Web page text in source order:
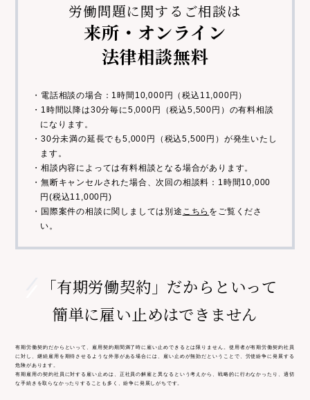
労働問題に関するご相談は
来所・オンライン
法律相談無料
・電話相談の場合：1時間10,000円（税込11,000円）
・1時間以降は30分毎に5,000円（税込5,500円）の有料相談
になります。
・30分未満の延長でも5,000円（税込5,500円）が発生いたし
ます。
・相談内容によっては有料相談となる場合があります。
・無断キャンセルされた場合、次回の相談料：1時間10,000
円(税込11,000円)
・国際案件の相談に関しましては別途 こちら をご覧くださ
い。
「有期労働契約」だからといって
簡単に雇い止めはできません
有期労働契約だからといって、雇用契約期間満了時に雇い止めできるとは限りません。使用者が有期労働契約社員
に対し、継続雇用を期待させるような外形がある場合には、雇い止めが無効だということで、労使紛争に発展する
危険があります。
有期雇用の契約社員に対する雇い止めは、正社員の解雇と異なるという考えから、戦略的に行わなかったり、適切
な手続きを取らなかったりすることも多く、紛争に発展しがちです。